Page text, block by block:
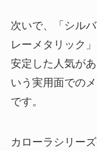
次いで、「シル
レーメタリック
安定した人気が
いう実用面での
です。
カローラシリー